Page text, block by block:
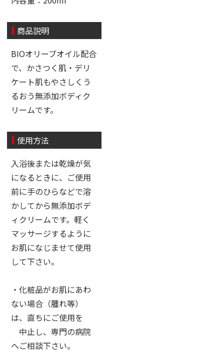
商品説明
BIOオリーブオイル配合
で、かさつく肌・デリ
ケート肌もやさしくう
るおう無添加ボディク
リームです。
使用方法
入浴後または乾燥が気
になるときに、ご使用
前に手のひらなどで溶
かしてから無添加ボデ
ィクリームです。軽く
マッサージするように
お肌になじませて使用
して下さい。
・化粧品がお肌にあわ
ない場合（腫れ等）
は、直ちにご使用を
中止し、専門の病院
へご相談下さい。